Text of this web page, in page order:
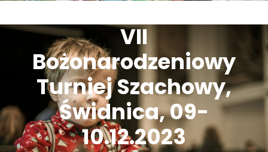
VII
Bożonarodzeniowy
Turniej Szachowy,
Świdnica, 09-
10.12.2023